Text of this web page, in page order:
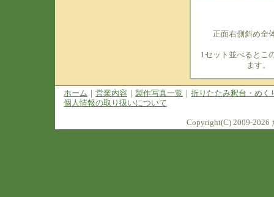
正面右側斜め全
1セット並べるとこ
ます。
ホーム ｜ 営業内容 ｜ 製作写真一覧 ｜ 折りたたみ釈台・めく
個人情報の取り扱いについて
Copyright(C) 2009-